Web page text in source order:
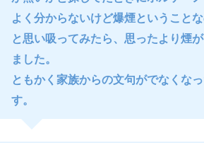
よく分からないけど爆煙ということ
と思い吸ってみたら、思ったより煙
ました。
ともかく家族からの文句がでなくな
す。